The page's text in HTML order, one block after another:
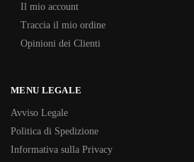
Il mio account
Traccia il mio ordine
Opinioni dei Clienti
MENU LEGALE
Avviso Legale
Politica di Spedizione
Informativa sulla Privacy